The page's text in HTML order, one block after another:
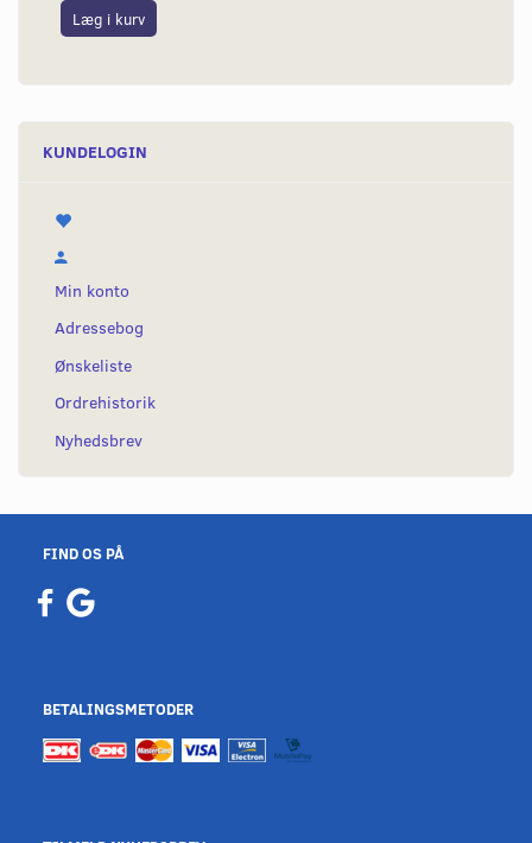
Læg i kurv
KUNDELOGIN
Min konto
Adressebog
Ønskeliste
Ordrehistorik
Nyhedsbrev
FIND OS PÅ
BETALINGSMETODER